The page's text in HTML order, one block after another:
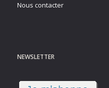
Nous contacter
NEWSLETTER